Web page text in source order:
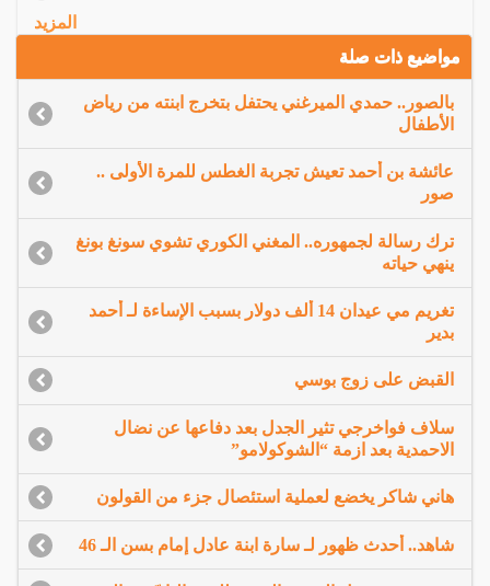
المزيد
مواضيع ذات صلة
بالصور.. حمدي الميرغني يحتفل بتخرج ابنته من رياض
الأطفال
عائشة بن أحمد تعيش تجربة الغطس للمرة الأولى ..
صور
ترك رسالة لجمهوره.. المغني الكوري تشوي سونغ بونغ
ينهي حياته
تغريم مي عيدان 14 ألف دولار بسبب الإساءة لـ أحمد
بدير
القبض على زوج بوسي
سلاف فواخرجي تثير الجدل بعد دفاعها عن نضال
الاحمدية بعد ازمة “الشوكولامو”
هاني شاكر يخضع لعملية استئصال جزء من القولون
شاهد.. أحدث ظهور لـ سارة ابنة عادل إمام بسن الـ 46